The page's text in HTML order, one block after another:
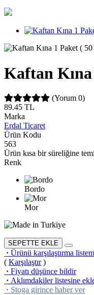
Kaftan
(Yorum 0)
89.45 TL
Marka
Erdal Ticaret
Ürün Kodu
563
Ürün kısa bir süreliğine
Renk
Bordo
Mor
SEPETTE EKLE
· Ürünü karşılaştırma
( Karşılaştır)
· Fiyatı düşünce bildir
· Aklımdakiler listesine
· Stoga girince haber ver